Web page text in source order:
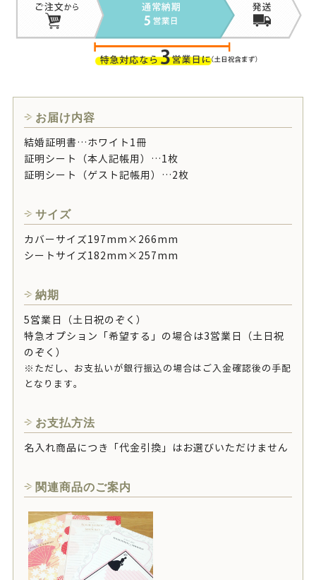
お届け内容
結婚証明書…ホワイト1冊
証明シート（本人記帳用）…1枚
証明シート（ゲスト記帳用）…2枚
サイズ
カバーサイズ197mm×266mm
シートサイズ182mm×257mm
納期
5営業日（土日祝のぞく）
特急オプション「希望する」の場合は3営業日（土日祝
のぞく）
※ただし、お支払いが銀行振込の場合はご入金確認後の手配
となります。
お支払方法
名入れ商品につき「代金引換」はお選びいただけません
関連商品のご案内